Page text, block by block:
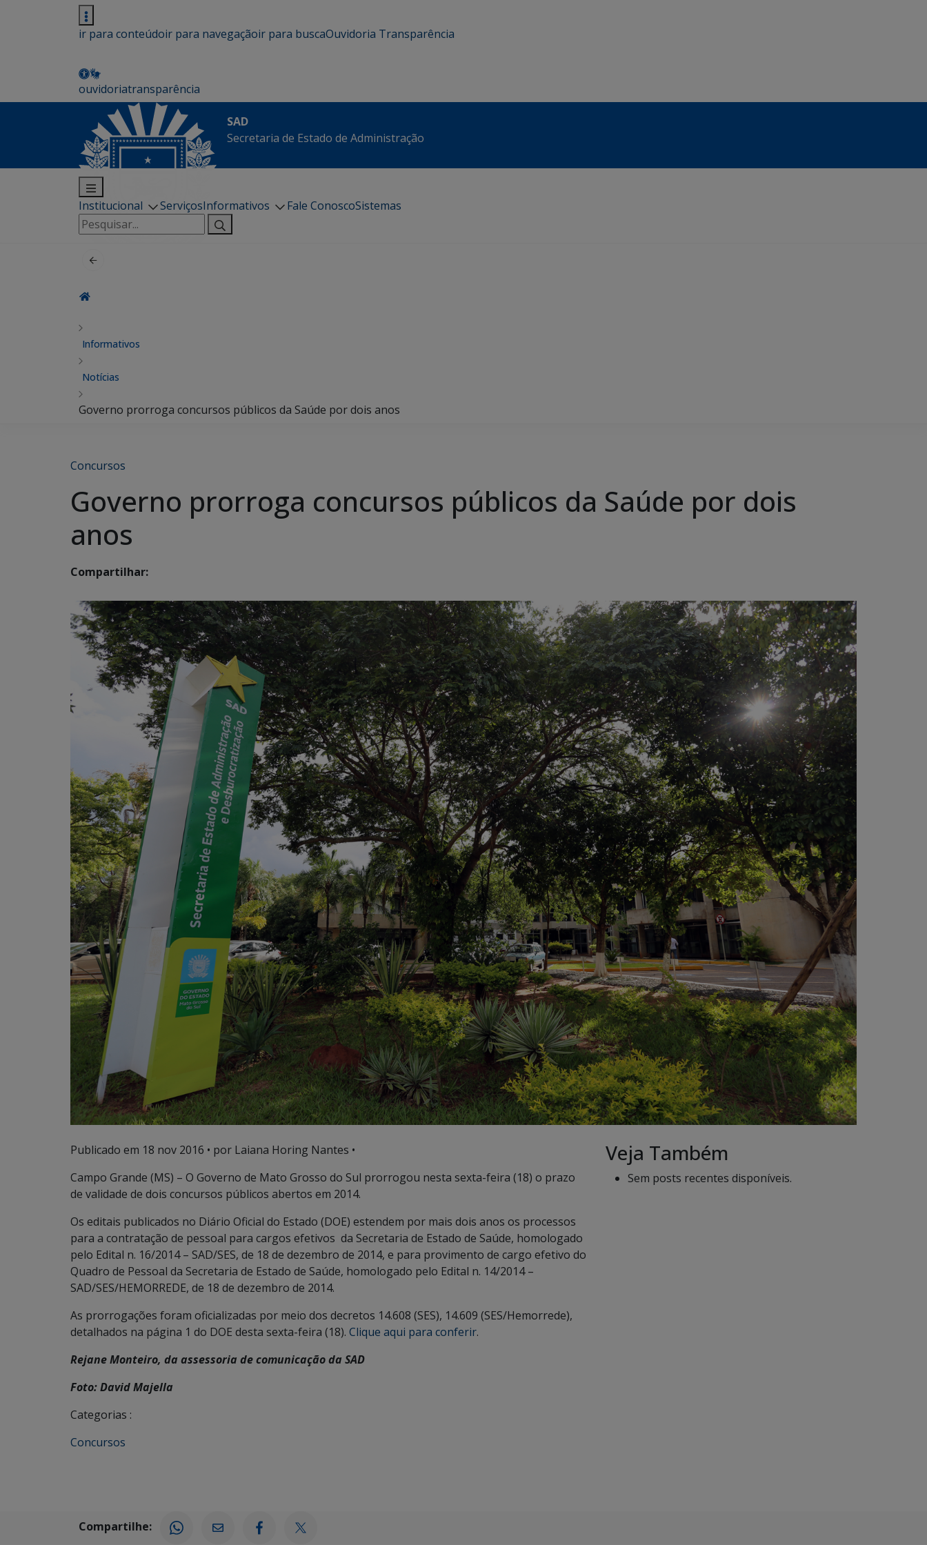
ir para conteúdoir para navegaçãoir para buscaOuvidoria Transparência
ouvidoriatransparência
SAD
Secretaria de Estado de Administração
Institucional ServiçosInformativos Fale ConoscoSistemas
Pesquisar
por:
Informativos
Notícias
Governo prorroga concursos públicos da Saúde por dois anos
Concursos
Governo prorroga concursos públicos da Saúde por dois
anos
Compartilhar:
Publicado em 18 nov 2016 • por Laiana Horing Nantes •
Campo Grande (MS) – O Governo de Mato Grosso do Sul prorrogou nesta sexta-feira (18) o prazo
de validade de dois concursos públicos abertos em 2014.
Os editais publicados no Diário Oficial do Estado (DOE) estendem por mais dois anos os processos
para a contratação de pessoal para cargos efetivos da Secretaria de Estado de Saúde, homologado
pelo Edital n. 16/2014 – SAD/SES, de 18 de dezembro de 2014, e para provimento de cargo efetivo do
Quadro de Pessoal da Secretaria de Estado de Saúde, homologado pelo Edital n. 14/2014 –
SAD/SES/HEMORREDE, de 18 de dezembro de 2014.
As prorrogações foram oficializadas por meio dos decretos 14.608 (SES), 14.609 (SES/Hemorrede),
detalhados na página 1 do DOE desta sexta-feira (18). Clique aqui para conferir.
Rejane Monteiro, da assessoria de comunicação da SAD
Foto: David Majella
Categorias :
Concursos
Veja Também
Sem posts recentes disponíveis.
Compartilhe: